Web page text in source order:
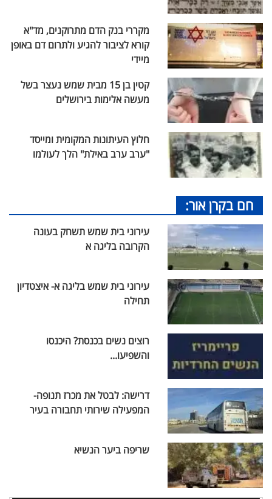
מקררי בנק הדם מתרוקנים, מד"א
קורא לציבור להגיע ולתרום דם באופן
מיידי
קטין בן 15 מבית שמש נעצר בשל
מעשה אלימות בירושלים
חלוץ העיתונות המקומית ומייסד
"ערב ערב באילת" הלך לעולמו
חם בקרן אור:
עירוני בית שמש תשחק בעונה
הקרובה בליגה א
עירוני בית שמש בליגה א- איצטדיון
תחילה
רוצים נשים בכנסת? היכנסו
והשפיעו...
דרישה: לבטל את מכרז תנופה-
המפעילה שירותי תחבורה בעיר
שריפה ביער הנשיא